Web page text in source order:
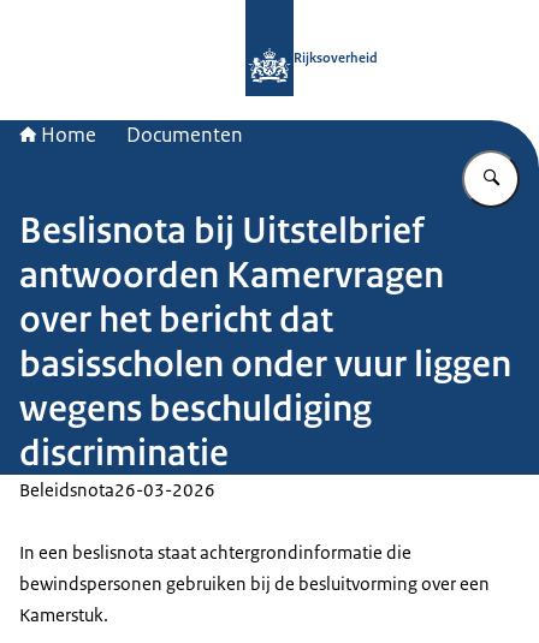
Rijksoverheid
Home Documenten
Beslisnota bij Uitstelbrief
antwoorden Kamervragen
over het bericht dat
basisscholen onder vuur liggen
wegens beschuldiging
discriminatie
Beleidsnota26-03-2026
In een beslisnota staat achtergrondinformatie die
bewindspersonen gebruiken bij de besluitvorming over een
Kamerstuk.